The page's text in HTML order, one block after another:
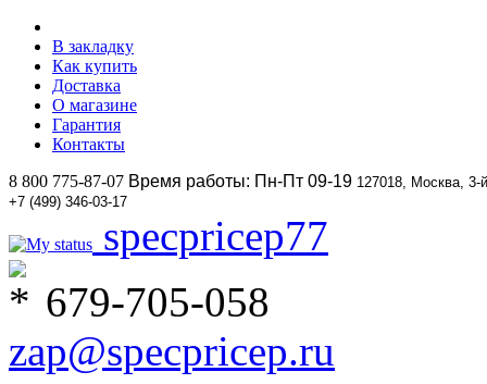
В закладку
Как купить
Доставка
О магазине
Гарантия
Контакты
8 800 775-87-07 Время работы: Пн-Пт 09-19 127018, Москва,
+7 (499) 346-03-17
specpricep77
679-705-058
zap@specpricep.ru